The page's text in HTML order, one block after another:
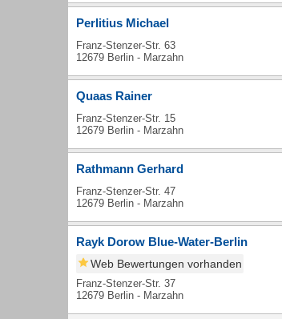
Perlitius Michael
Franz-Stenzer-Str. 63
12679 Berlin - Marzahn
Quaas Rainer
Franz-Stenzer-Str. 15
12679 Berlin - Marzahn
Rathmann Gerhard
Franz-Stenzer-Str. 47
12679 Berlin - Marzahn
Rayk Dorow Blue-Water-Berlin
Web Bewertungen vorhanden
Franz-Stenzer-Str. 37
12679 Berlin - Marzahn